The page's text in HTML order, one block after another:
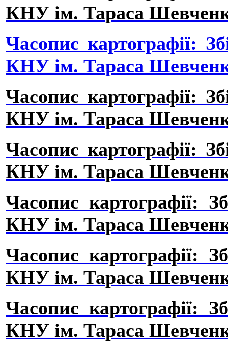
КНУ ім. Тараса
Часопис картографії:
КНУ ім. Тараса
Часопис картографії:
КНУ ім. Тараса
Часопис картографії:
КНУ ім. Тараса
Часопис картографії:
КНУ ім. Тараса
Часопис картографії:
КНУ ім. Тараса
Часопис картографії:
КНУ ім. Тараса